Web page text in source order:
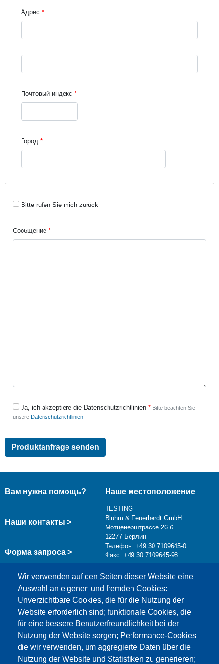
Адрес
Street address line 3
Почтовый индекс
Город
Bitte rufen Sie mich zurück
Сообщение
Ja, ich akzeptiere die Datenschutzrichtlinien
Bitte beachten Sie
unsere Datenschutzrichtlinien
Wir verwenden auf den Seiten dieser Website eine
Auswahl an eigenen und fremden Cookies:
Unverzichtbare Cookies, die für die Nutzung der
Website erforderlich sind; funktionale Cookies, die
für eine bessere Benutzerfreundlichkeit bei der
Nutzung der Website sorgen; Performance-Cookies,
die wir verwenden, um aggregierte Daten über die
Nutzung der Website und Statistiken zu generieren;
Вам нужна помощь?
Наши контакты >
Форма запроса >
Наше местоположение
TESTING
Bluhm & Feuerherdt GmbH
Мотценерштрассе 26 б
12277 Берлин
Телефон: +49 30 7109645-0
Факс: +49 30 7109645-98
info@testing.de
Этот материал заблокирован, потому что